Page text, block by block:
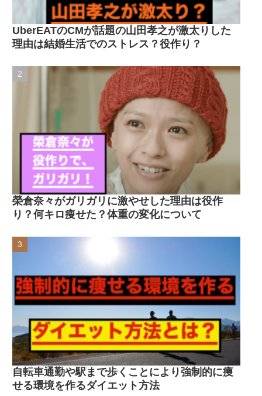
UberEATのCMが話題の山田孝之が激太りした
理由は結婚生活でのストレス？役作り？
榮倉奈々がガリガリに激やせした理由は役作
り？何キロ痩せた？体重の変化について
自転車通勤や駅まで歩くことにより強制的に痩
せる環境を作るダイエット方法